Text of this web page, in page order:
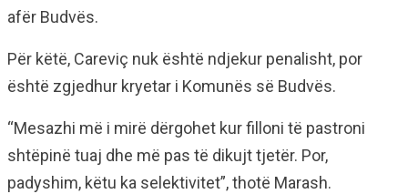
afër Budvës.
Për këtë, Careviç nuk është ndjekur penalisht, por
është zgjedhur kryetar i Komunës së Budvës.
“Mesazhi më i mirë dërgohet kur filloni të pastroni
shtëpinë tuaj dhe më pas të dikujt tjetër. Por,
padyshim, këtu ka selektivitet”, thotë Marash.